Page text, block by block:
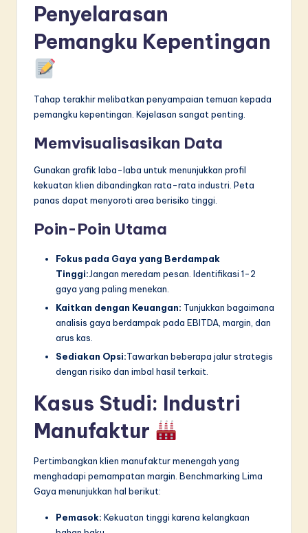
Penyelarasan
Pemangku Kepentingan
Tahap terakhir melibatkan penyampaian temuan kepada
pemangku kepentingan. Kejelasan sangat penting.
Memvisualisasikan Data
Gunakan grafik laba-laba untuk menunjukkan profil
kekuatan klien dibandingkan rata-rata industri. Peta
panas dapat menyoroti area berisiko tinggi.
Poin-Poin Utama
Fokus pada Gaya yang Berdampak
Tinggi:Jangan meredam pesan. Identifikasi 1-2
gaya yang paling menekan.
Kaitkan dengan Keuangan: Tunjukkan bagaimana
analisis gaya berdampak pada EBITDA, margin, dan
arus kas.
Sediakan Opsi:Tawarkan beberapa jalur strategis
dengan risiko dan imbal hasil terkait.
Kasus Studi: Industri
Manufaktur
Pertimbangkan klien manufaktur menengah yang
menghadapi pemampatan margin. Benchmarking Lima
Gaya menunjukkan hal berikut:
Pemasok: Kekuatan tinggi karena kelangkaan